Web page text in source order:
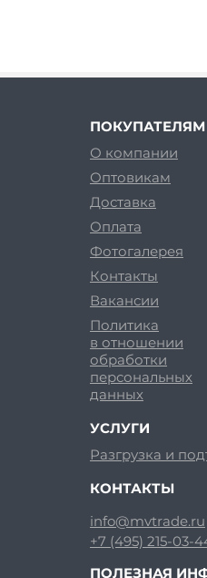
ПОКУПАТЕЛЯМ
О компании
Оптовикам
Доставка
Оплата
Фотогалерея
Контакты
Вакансии
Политика
в отношении
обработки
персональных
данных
УСЛУГИ
Разгрузка и
КОНТАКТЫ
info@mvtrade.ru
+7 (495) 215-03-
ПОЛЕЗНАЯ